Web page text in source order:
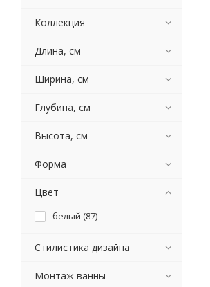
Коллекция
Длина, см
Ширина, см
Глубина, см
Высота, см
Форма
Цвет
белый (87)
Стилистика дизайна
Монтаж ванны